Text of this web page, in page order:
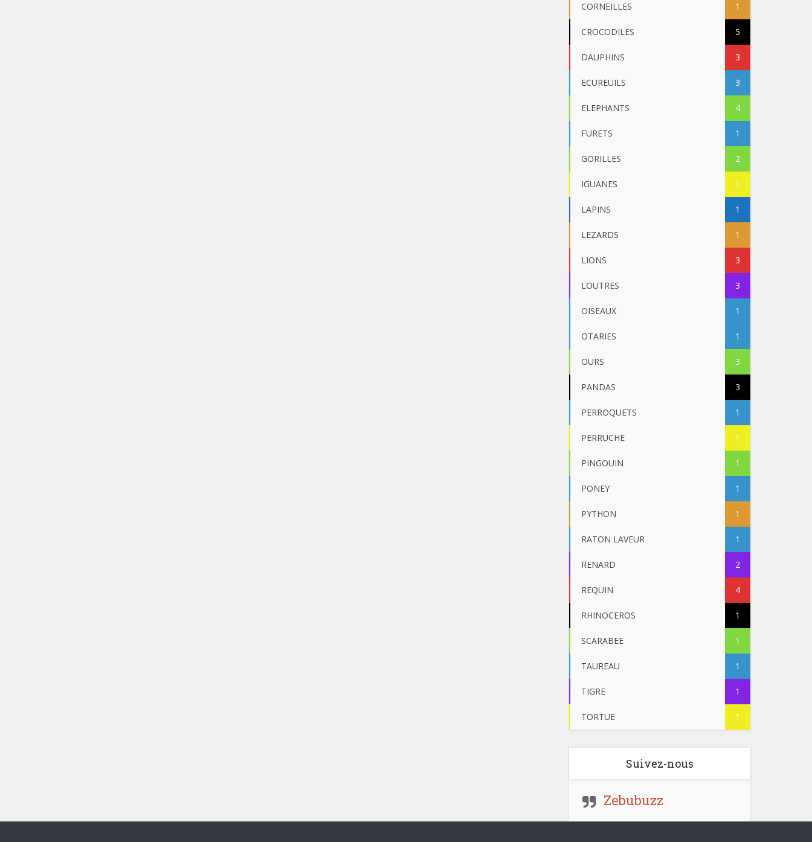
CORNEILLES 1
CROCODILES 5
DAUPHINS 3
ECUREUILS 3
ELEPHANTS 4
FURETS 1
GORILLES 2
IGUANES 1
LAPINS 1
LEZARDS 1
LIONS 3
LOUTRES 3
OISEAUX 1
OTARIES 1
OURS 3
PANDAS 3
PERROQUETS 1
PERRUCHE 1
PINGOUIN 1
PONEY 1
PYTHON 1
RATON LAVEUR 1
RENARD 2
REQUIN 4
RHINOCEROS 1
SCARABEE 1
TAUREAU 1
TIGRE 1
TORTUE 1
Suivez-nous
Zebubuzz